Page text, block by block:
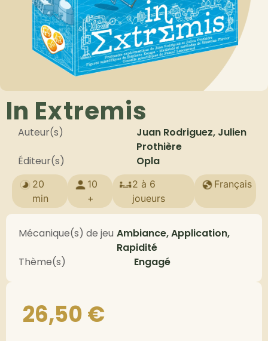
In Extremis
Auteur(s)
Juan Rodriguez, Julien
Prothière
Éditeur(s)
Opla
20
min
10
+
2 à 6
joueurs
Français
Mécanique(s) de jeu Ambiance, Application,
Rapidité
Thème(s)
Engagé
26,50€